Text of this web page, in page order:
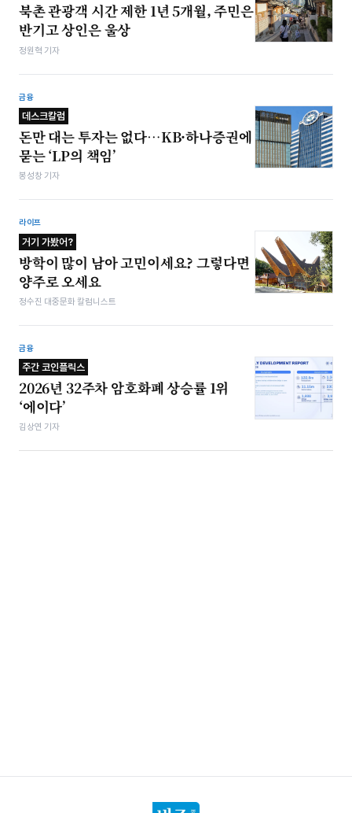
북촌 관광객 시간 제한 1년 5개월, 주민은
반기고 상인은 울상
정원혁 기자
금융
데스크칼럼
돈만 대는 투자는 없다…KB·하나증권에
묻는 ‘LP의 책임’
봉성창 기자
라이프
거기 가봤어?
방학이 많이 남아 고민이세요? 그렇다면
양주로 오세요
정수진 대중문화 칼럼니스트
금융
주간 코인플릭스
2026년 32주차 암호화폐 상승률 1위
‘에이다’
김상연 기자